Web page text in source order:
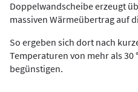
Doppelwandscheibe erzeugt
massiven Wärmeübertrag auf
So ergeben sich dort nach
Temperaturen von mehr als 30
begünstigen.